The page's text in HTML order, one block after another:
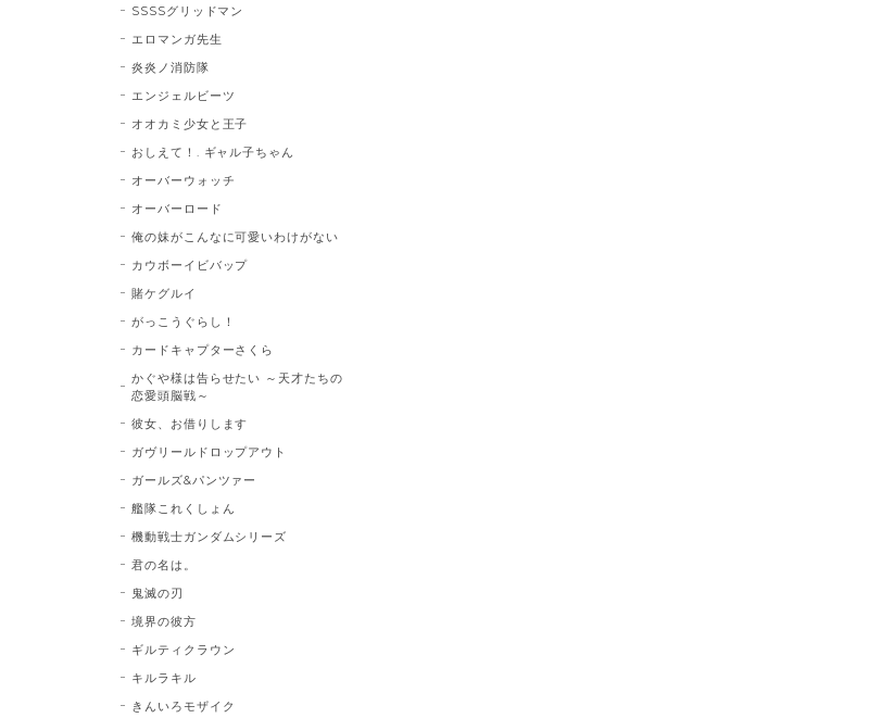
SSSSグリッドマン
エロマンガ先生
炎炎ノ消防隊
エンジェルビーツ
オオカミ少女と王子
おしえて！. ギャル子ちゃん
オーバーウォッチ
オーバーロード
俺の妹がこんなに可愛いわけがない
カウボーイビバップ
賭ケグルイ
がっこうぐらし！
カードキャプターさくら
かぐや様は告らせたい ～天才たちの
恋愛頭脳戦～
彼女、お借りします
ガヴリールドロップアウト
ガールズ&パンツァー
艦隊これくしょん
機動戦士ガンダムシリーズ
君の名は。
鬼滅の刃
境界の彼方
ギルティクラウン
キルラキル
きんいろモザイク